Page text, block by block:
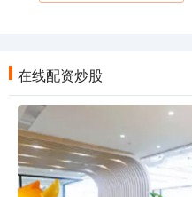
在线配资炒股